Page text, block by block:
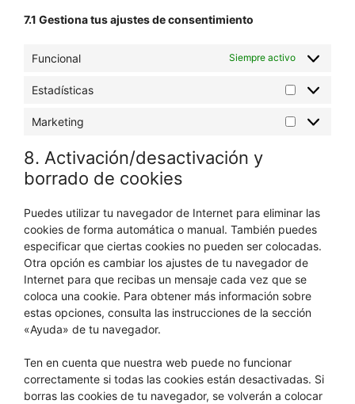
7.1 Gestiona tus ajustes de consentimiento
Funcional Siempre activo
Estadísticas
Marketing
Marketing
8. Activación/desactivación y
borrado de cookies
Puedes utilizar tu navegador de Internet para eliminar las
cookies de forma automática o manual. También puedes
especificar que ciertas cookies no pueden ser colocadas.
Otra opción es cambiar los ajustes de tu navegador de
Internet para que recibas un mensaje cada vez que se
coloca una cookie. Para obtener más información sobre
estas opciones, consulta las instrucciones de la sección
«Ayuda» de tu navegador.
Ten en cuenta que nuestra web puede no funcionar
correctamente si todas las cookies están desactivadas. Si
borras las cookies de tu navegador, se volverán a colocar